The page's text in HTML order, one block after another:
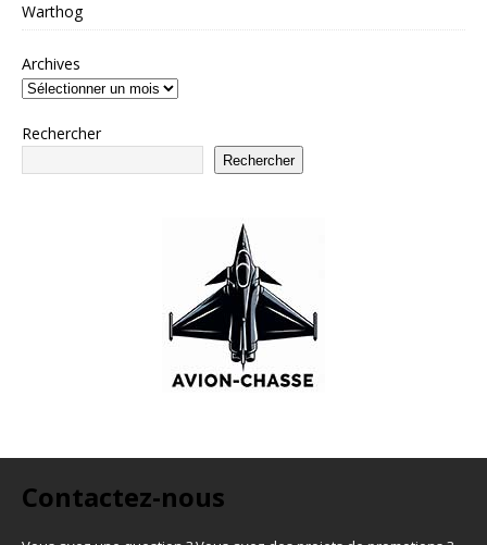
Warthog
Archives
Rechercher
Rechercher
Contactez-nous